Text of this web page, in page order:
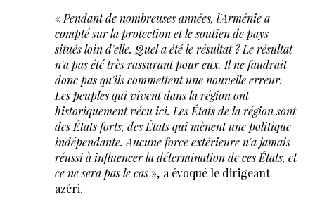
«Pendant de nombreuses années, l'Arménie a
compté sur la protection et le soutien de pays
situés loin d'elle. Quel a été le résultat ? Le résultat
n'a pas été très rassurant pour eux. Il ne faudrait
donc pas qu'ils commettent une nouvelle erreur.
Les peuples qui vivent dans la région ont
historiquement vécu ici. Les États de la région sont
des États forts, des États qui mènent une politique
indépendante. Aucune force extérieure n'a jamais
réussi à influencer la détermination de ces États, et
ce ne sera pas le cas», a évoqué le dirigeant
azéri.